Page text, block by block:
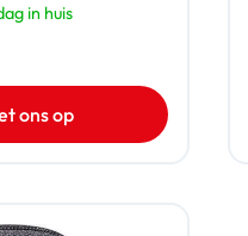
in huis
ons op